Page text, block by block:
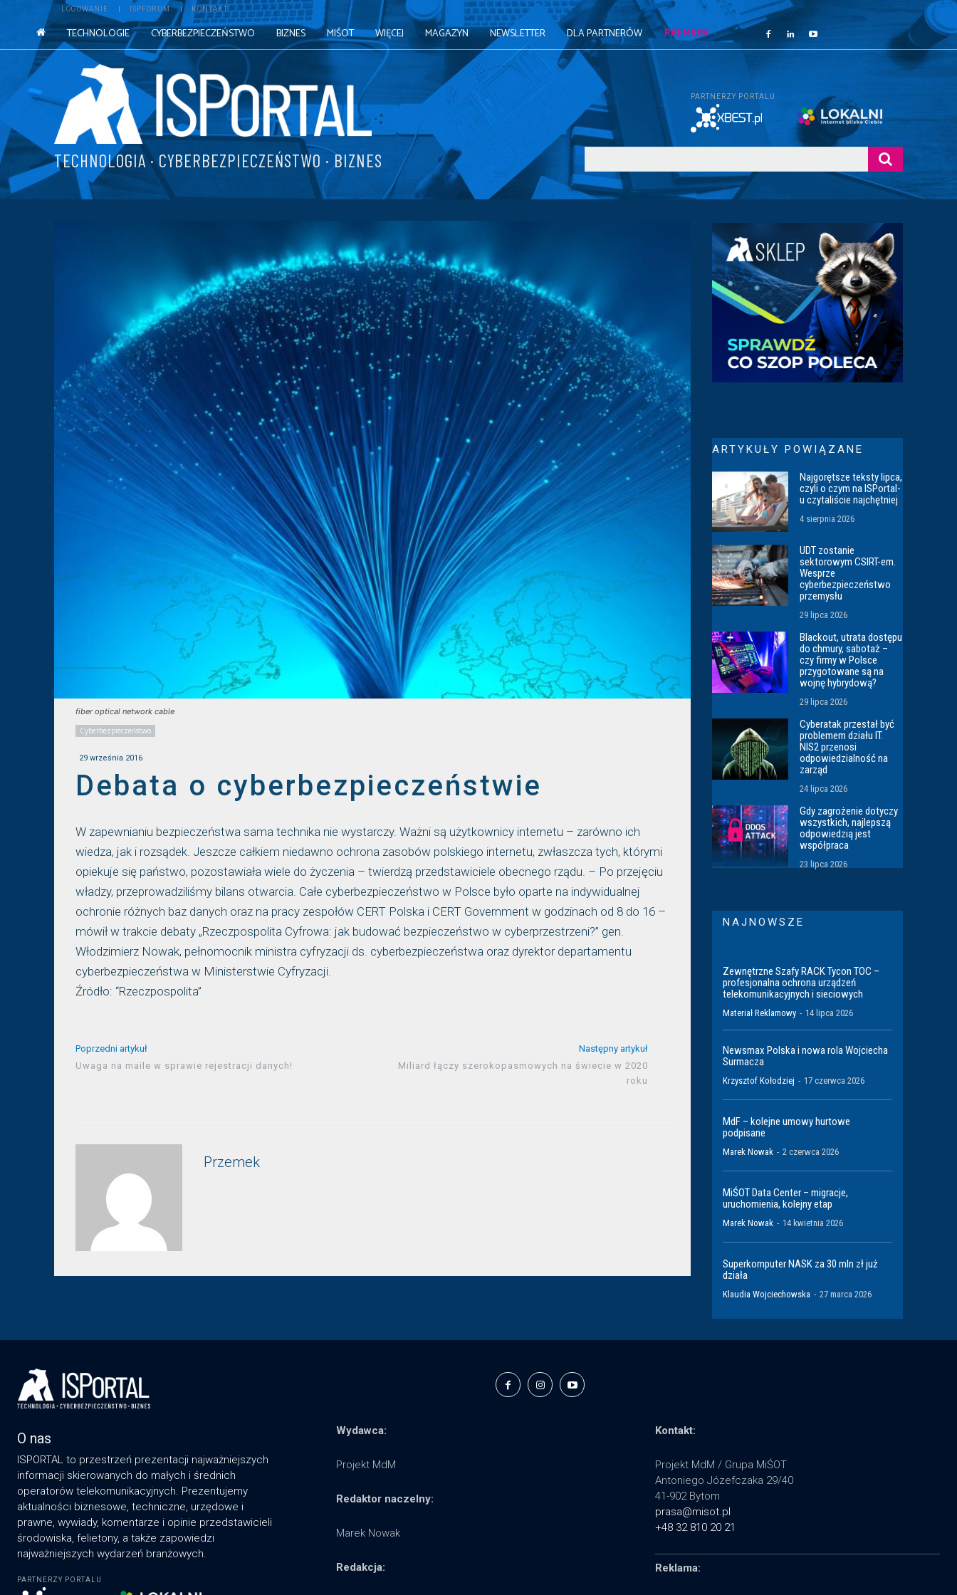
LOGOWANIE ISPFORUM KONTAKT
TECHNOLOGIE CYBERBEZPIECZEŃSTWO BIZNES MIŚOT WIĘCEJ MAGAZYN NEWSLETTER DLA PARTNERÓW PREMIUM
TECHNOLOGIA · CYBERBEZPIECZEŃSTWO · BIZNES
PARTNERZY PORTALU
fiber optical network cable
Cyberbezpieczeństwo
29 września 2016
Debata o cyberbezpieczeństwie
W zapewnianiu bezpieczeństwa sama technika nie wystarczy. Ważni są użytkownicy internetu – zarówno ich
wiedza, jak i rozsądek. Jeszcze całkiem niedawno ochrona zasobów polskiego internetu, zwłaszcza tych, którymi
opiekuje się państwo, pozostawiała wiele do życzenia – twierdzą przedstawiciele obecnego rządu. – Po przejęciu
władzy, przeprowadziliśmy bilans otwarcia. Całe cyberbezpieczeństwo w Polsce było oparte na indywidualnej
ochronie różnych baz danych oraz na pracy zespołów CERT Polska i CERT Government w godzinach od 8 do 16 –
mówił w trakcie debaty „Rzeczpospolita Cyfrowa: jak budować bezpieczeństwo w cyberprzestrzeni?” gen.
Włodzimierz Nowak, pełnomocnik ministra cyfryzacji ds. cyberbezpieczeństwa oraz dyrektor departamentu
cyberbezpieczeństwa w Ministerstwie Cyfryzacji.
Źródło: “Rzeczpospolita”
Poprzedni artykuł
Uwaga na maile w sprawie rejestracji danych!
Następny artykuł
Miliard łączy szerokopasmowych na świecie w 2020
roku
Przemek
ARTYKUŁY POWIĄZANE
Najgorętsze teksty lipca,
czyli o czym na ISPortal-
u czytaliście najchętniej
4 sierpnia 2026
UDT zostanie
sektorowym CSIRT-em.
Wesprze
cyberbezpieczeństwo
przemysłu
29 lipca 2026
Blackout, utrata dostępu
do chmury, sabotaż –
czy firmy w Polsce
przygotowane są na
wojnę hybrydową?
29 lipca 2026
Cyberatak przestał być
problemem działu IT.
NIS2 przenosi
odpowiedzialność na
zarząd
24 lipca 2026
Gdy zagrożenie dotyczy
wszystkich, najlepszą
odpowiedzią jest
współpraca
23 lipca 2026
NAJNOWSZE
Zewnętrzne Szafy RACK Tycon TOC –
profesjonalna ochrona urządzeń
telekomunikacyjnych i sieciowych
Materiał Reklamowy - 14 lipca 2026
Newsmax Polska i nowa rola Wojciecha
Surmacza
Krzysztof Kołodziej - 17 czerwca 2026
MdF – kolejne umowy hurtowe
podpisane
Marek Nowak - 2 czerwca 2026
MiŚOT Data Center – migracje,
uruchomienia, kolejny etap
Marek Nowak - 14 kwietnia 2026
Superkomputer NASK za 30 mln zł już
działa
Klaudia Wojciechowska - 27 marca 2026
O nas
ISPORTAL to przestrzeń prezentacji najważniejszych
informacji skierowanych do małych i średnich
operatorów telekomunikacyjnych. Prezentujemy
aktualności biznesowe, techniczne, urzędowe i
prawne, wywiady, komentarze i opinie przedstawicieli
środowiska, felietony, a także zapowiedzi
najważniejszych wydarzeń branżowych.
PARTNERZY PORTALU
Wydawca:
Projekt MdM
Redaktor naczelny:
Marek Nowak
Redakcja:
Kontakt:
Projekt MdM / Grupa MiŚOT
Antoniego Józefczaka 29/40
41-902 Bytom
prasa@misot.pl
+48 32 810 20 21
Reklama: